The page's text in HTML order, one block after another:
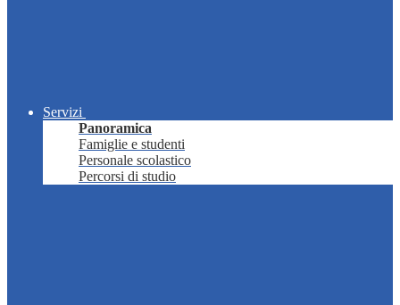
Servizi
Panoramica
Famiglie e studenti
Personale scolastico
Percorsi di studio